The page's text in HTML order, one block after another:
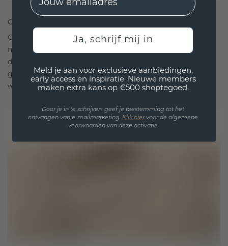
ONTWORPEN VOOR VERBINDING
Onze ontwerpfilosofie is gericht op verbinding,
met elk stuk ontworpen om de tand des tijds te
doorstaan. Het wordt jouw symbool van liefde en
gekoesterde momenten, bedoeld om voor altijd te
worden gedragen en gekoesterd.
Ja, schrijf mij in
Meld je aan voor exclusieve aanbiedingen,
early access en inspiratie. Nieuwe members
maken extra kans op €500 shoptegoed.
Door je in te schrijven, geef je toestemming tot het
ontvangen van e-mailmarketing. Klik hiervoor de algemene
voorwaarden van deze activatie